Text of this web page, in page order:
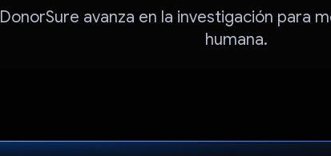
DonorSure avanza en la investigación para
humana.